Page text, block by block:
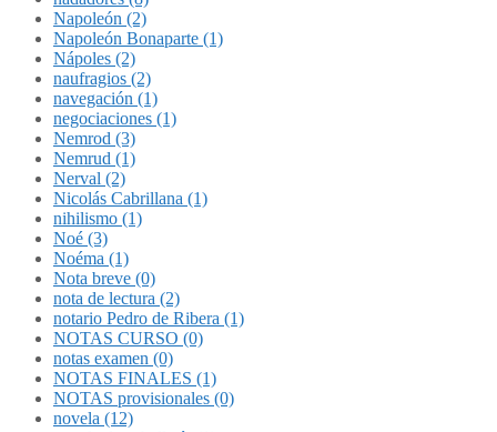
Napoleón (2)
Napoleón Bonaparte (1)
Nápoles (2)
naufragios (2)
navegación (1)
negociaciones (1)
Nemrod (3)
Nemrud (1)
Nerval (2)
Nicolás Cabrillana (1)
nihilismo (1)
Noé (3)
Noéma (1)
Nota breve (0)
nota de lectura (2)
notario Pedro de Ribera (1)
NOTAS CURSO (0)
notas examen (0)
NOTAS FINALES (1)
NOTAS provisionales (0)
novela (12)